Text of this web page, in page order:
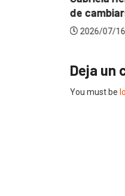
de
2026/07/16
Deja un
You must be